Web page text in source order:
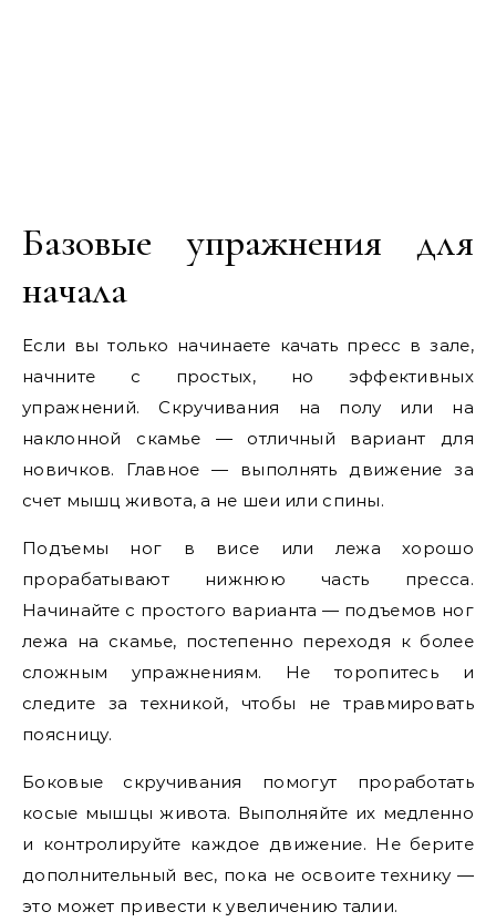
Базовые упражнения для
начала
Если вы только начинаете качать пресс в зале,
начните с простых, но эффективных
упражнений. Скручивания на полу или на
наклонной скамье — отличный вариант для
новичков. Главное — выполнять движение за
счет мышц живота, а не шеи или спины.
Подъемы ног в висе или лежа хорошо
прорабатывают нижнюю часть пресса.
Начинайте с простого варианта — подъемов ног
лежа на скамье, постепенно переходя к более
сложным упражнениям. Не торопитесь и
следите за техникой, чтобы не травмировать
поясницу.
Боковые скручивания помогут проработать
косые мышцы живота. Выполняйте их медленно
и контролируйте каждое движение. Не берите
дополнительный вес, пока не освоите технику —
это может привести к увеличению талии.